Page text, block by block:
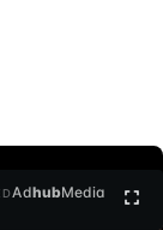
AdhubMedia